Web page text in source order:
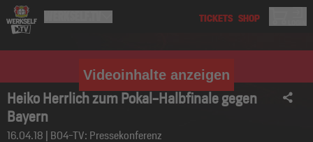
Videoinhalte anzeigen
Heiko Herrlich zum Pokal-Halbfinale gegen
Bayern
16.04.18 | B04-TV: Pressekonferenz